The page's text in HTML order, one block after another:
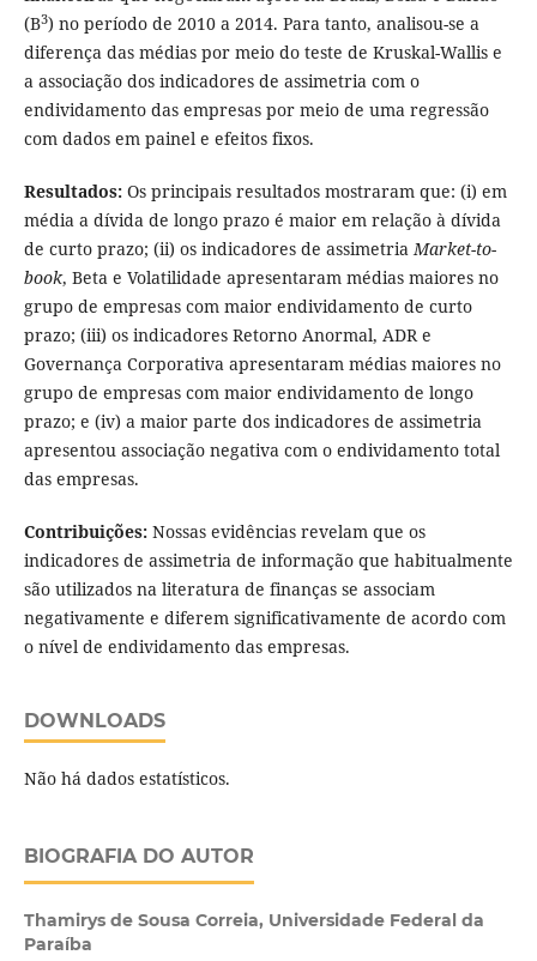
(B3) no período de 2010 a 2014. Para tanto, analisou-se a
diferença das médias por meio do teste de Kruskal-Wallis e
a associação dos indicadores de assimetria com o
endividamento das empresas por meio de uma regressão
com dados em painel e efeitos fixos.
Resultados: Os principais resultados mostraram que: (i) em
média a dívida de longo prazo é maior em relação à dívida
de curto prazo; (ii) os indicadores de assimetriaMarket-to-
book, Beta e Volatilidade apresentaram médias maiores no
grupo de empresas com maior endividamento de curto
prazo; (iii) os indicadores Retorno Anormal, ADR e
Governança Corporativa apresentaram médias maiores no
grupo de empresas com maior endividamento de longo
prazo; e (iv) a maior parte dos indicadores de assimetria
apresentou associação negativa com o endividamento total
das empresas.
Contribuições: Nossas evidências revelam que os
indicadores de assimetria de informação que habitualmente
são utilizados na literatura de finanças se associam
negativamente e diferem significativamente de acordo com
o nível de endividamento das empresas.
DOWNLOADS
Não há dados estatísticos.
BIOGRAFIA DO AUTOR
Thamirys de Sousa Correia, Universidade Federal da
Paraíba